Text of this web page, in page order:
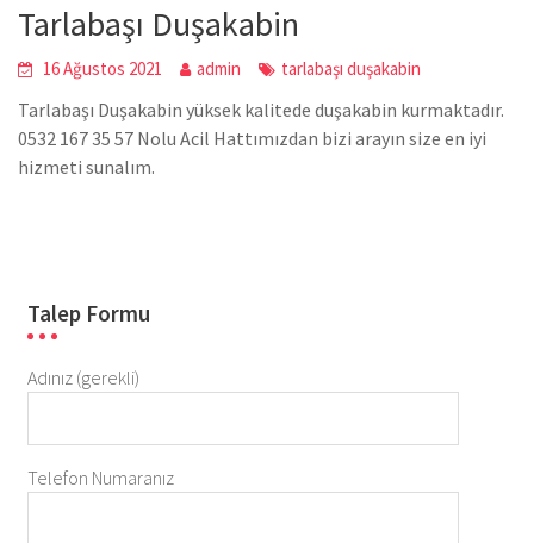
Tarlabaşı Duşakabin
16 Ağustos 2021 admin tarlabaşı duşakabin
Tarlabaşı Duşakabin yüksek kalitede duşakabin kurmaktadır.
0532 167 35 57 Nolu Acil Hattımızdan bizi arayın size en iyi
hizmeti sunalım.
Talep Formu
Adınız (gerekli)
Telefon Numaranız